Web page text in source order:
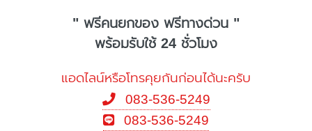
" ฟรีคนยกของ ฟรีทางด่วน "
พร้อมรับใช้ 24 ชั่วโมง
แอดไลน์หรือโทรคุยกันก่อนได้นะครับ
083-536-5249
083-536-5249